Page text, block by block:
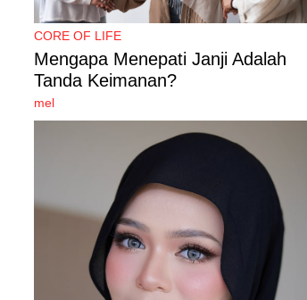
CORE OF LIFE
Mengapa Menepati Janji Adalah
Tanda Keimanan?
mel